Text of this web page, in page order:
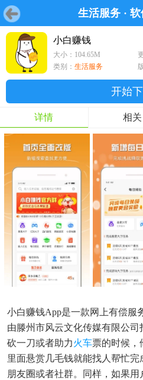
生活服务 · 软
首页 游戏
首页 游戏 软件 鸿蒙
游戏 软件
小白赚钱
大小：104.65M
类别： 生活服务
开始
详情 相关
小白赚钱app是一款网上有偿服
由滕州市风云文化传媒有限公
砍一刀或者助力火车票的时候，
里面悬赏几毛钱就能找人帮忙
朋友圈或者社群。同样，如果